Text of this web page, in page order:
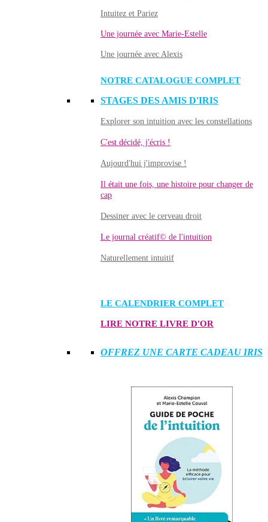
Intuitez et Pariez
Une journée avec Marie-Estelle
Une journée avec Alexis
NOTRE CATALOGUE COMPLET
STAGES DES AMIS D'IRIS
Explorer son intuition avec les constellations
C'est décidé, j'écris !
Aujourd'hui j'improvise !
Il était une fois, une histoire pour changer de
cap
Dessiner avec le cerveau droit
Le journal créatif© de l'intuition
Naturellement intuitif
LE CALENDRIER COMPLET
LIRE NOTRE LIVRE D'OR
OFFREZ UNE CARTE CADEAU IRIS